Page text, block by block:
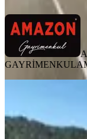
GAYRİMENKUL